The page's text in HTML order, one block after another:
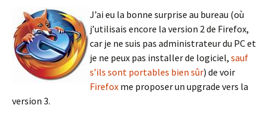
J’ai eu la bonne surprise au bureau (où
j’utilisais encore la version 2 de Firefox,
car je ne suis pas administrateur du PC et
je ne peux pas installer de logiciel, sauf
s’ils sont portables bien sûr) de voir
Firefox me proposer un upgrade vers la
version 3.